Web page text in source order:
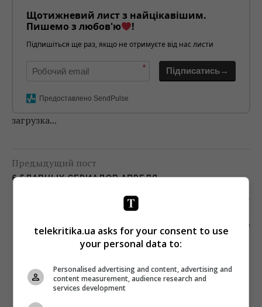
Щотижневий лист з найцікавішим.
Пишемо з любов'ю
!
Підпишіться ще раз, якщо не отримуєте від нас листи
* Підписатись→
Предоставлено SendPulse
загрузка...
Предыдущий пост
6 ГЛАВНЫХ СЕРИАЛОВ АПРЕЛЯ
Следующий пост
БОЕМ ВЛАДИМИРА КЛИЧКО
telekritika.ua asks for your consent to use
your personal data to:
Personalised advertising and content, advertising and
content measurement, audience research and
services development